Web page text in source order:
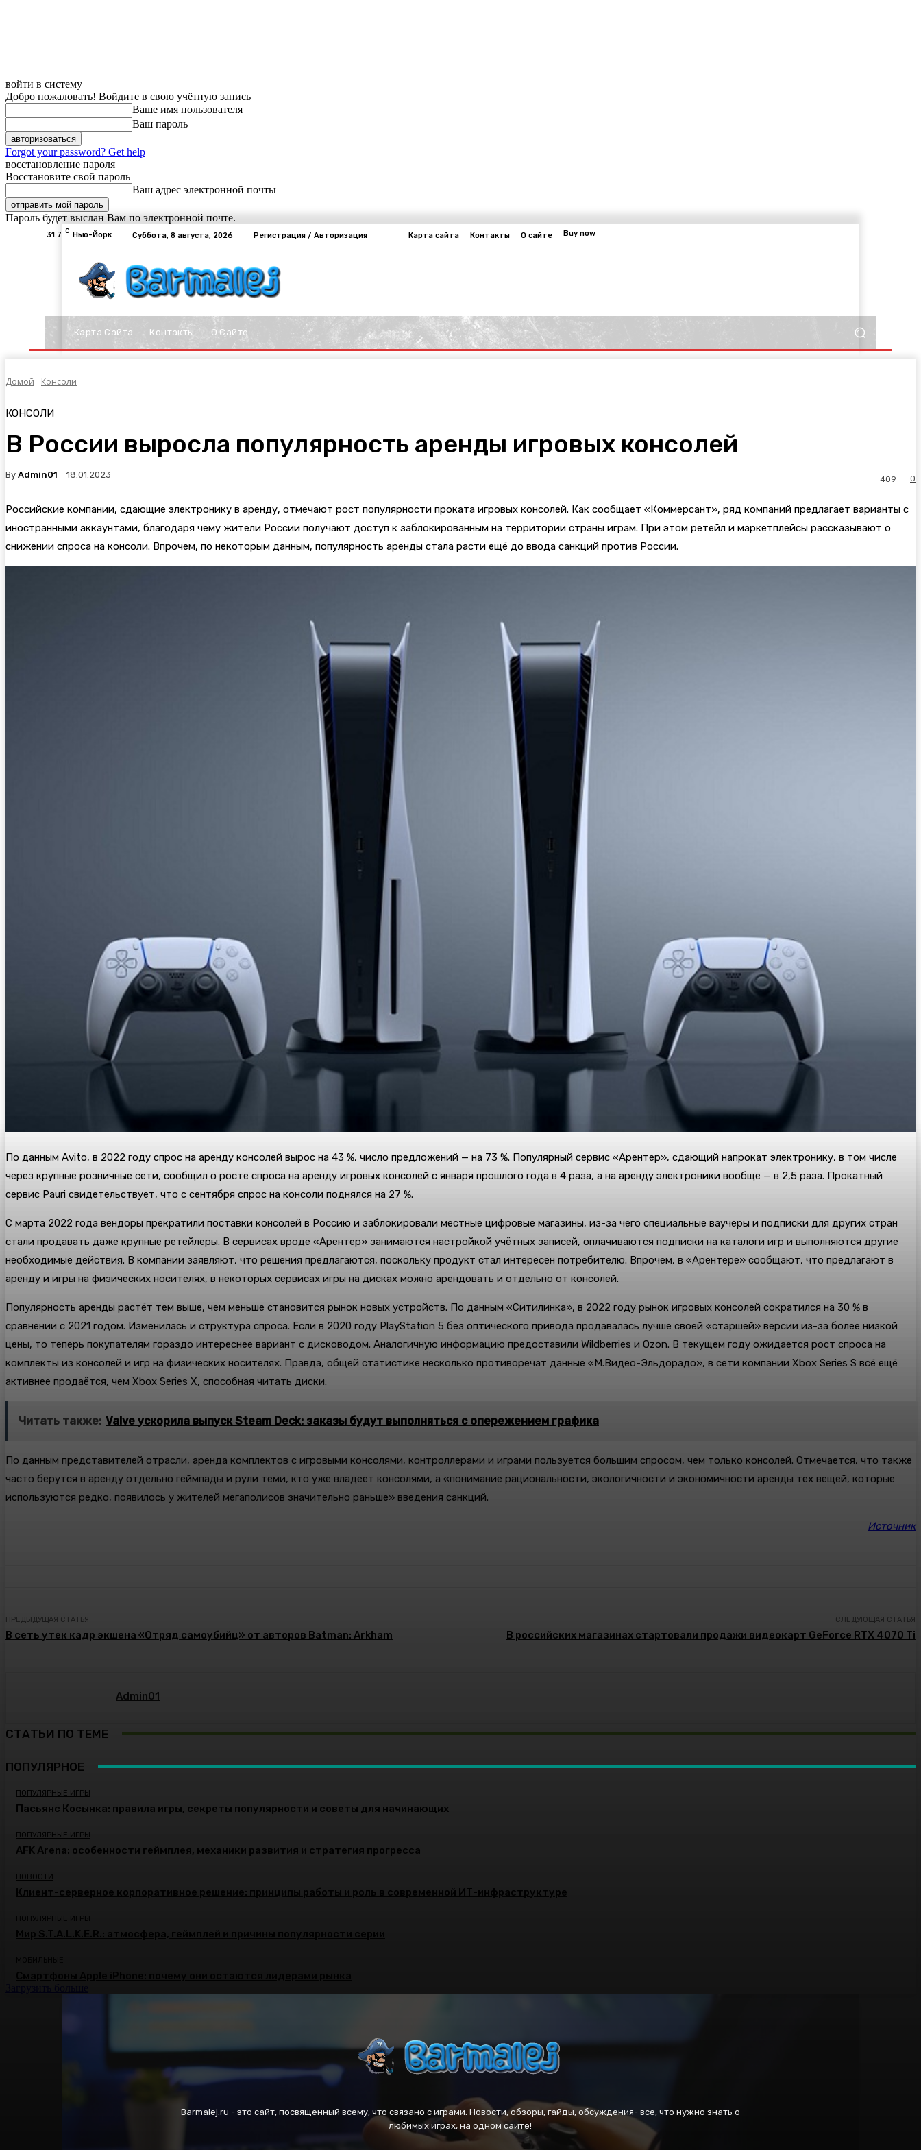
войти в систему
Добро пожаловать! Войдите в свою учётную запись
Ваше имя пользователя
Ваш пароль
Forgot your password? Get help
восстановление пароля
Восстановите свой пароль
Ваш адрес электронной почты
Пароль будет выслан Вам по электронной почте.
31.7 C Нью-Йорк Суббота, 8 августа, 2026 Регистрация / Авторизация Карта сайта Контакты О сайте Buy now
Карта Сайта Контакты О Сайте
Домой Консоли
КОНСОЛИ
В России выросла популярность аренды игровых консолей
By Admin01 18.01.2023 0
409
Российские компании, сдающие электронику в аренду, отмечают рост популярности проката игровых консолей. Как сообщает «Коммерсант», ряд компаний предлагает варианты с
иностранными аккаунтами, благодаря чему жители России получают доступ к заблокированным на территории страны играм. При этом ретейл и маркетплейсы рассказывают о
снижении спроса на консоли. Впрочем, по некоторым данным, популярность аренды стала расти ещё до ввода санкций против России.
По данным Avito, в 2022 году спрос на аренду консолей вырос на 43 %, число предложений — на 73 %. Популярный сервис «Арентер», сдающий напрокат электронику, в том числе
через крупные розничные сети, сообщил о росте спроса на аренду игровых консолей с января прошлого года в 4 раза, а на аренду электроники вообще — в 2,5 раза. Прокатный
сервис Pauri свидетельствует, что с сентября спрос на консоли поднялся на 27 %.
С марта 2022 года вендоры прекратили поставки консолей в Россию и заблокировали местные цифровые магазины, из-за чего специальные ваучеры и подписки для других стран
стали продавать даже крупные ретейлеры. В сервисах вроде «Арентер» занимаются настройкой учётных записей, оплачиваются подписки на каталоги игр и выполняются другие
необходимые действия. В компании заявляют, что решения предлагаются, поскольку продукт стал интересен потребителю. Впрочем, в «Арентере» сообщают, что предлагают в
аренду и игры на физических носителях, в некоторых сервисах игры на дисках можно арендовать и отдельно от консолей.
Популярность аренды растёт тем выше, чем меньше становится рынок новых устройств. По данным «Ситилинка», в 2022 году рынок игровых консолей сократился на 30 % в
сравнении с 2021 годом. Изменилась и структура спроса. Если в 2020 году PlayStation 5 без оптического привода продавалась лучше своей «старшей» версии из-за более низкой
цены, то теперь покупателям гораздо интереснее вариант с дисководом. Аналогичную информацию предоставили Wildberries и Ozon. В текущем году ожидается рост спроса на
комплекты из консолей и игр на физических носителях. Правда, общей статистике несколько противоречат данные «М.Видео-Эльдорадо», в сети компании Xbox Series S всё ещё
активнее продаётся, чем Xbox Series X, способная читать диски.
Читать также: Valve ускорила выпуск Steam Deck: заказы будут выполняться с опережением графика
По данным представителей отрасли, аренда комплектов с игровыми консолями, контроллерами и играми пользуется большим спросом, чем только консолей. Отмечается, что также
часто берутся в аренду отдельно геймпады и рули теми, кто уже владеет консолями, а «понимание рациональности, экологичности и экономичности аренды тех вещей, которые
используются редко, появилось у жителей мегаполисов значительно раньше» введения санкций.
Источник
ПРЕДЫДУЩАЯ СТАТЬЯ
В сеть утек кадр экшена «Отряд самоубийц» от авторов Batman: Arkham
СЛЕДУЮЩАЯ СТАТЬЯ
В российских магазинах стартовали продажи видеокарт GeForce RTX 4070 Ti
Admin01
СТАТЬИ ПО ТЕМЕ
ПОПУЛЯРНОЕ
ПОПУЛЯРНЫЕ ИГРЫ
Пасьянс Косынка: правила игры, секреты популярности и советы для начинающих
ПОПУЛЯРНЫЕ ИГРЫ
AFK Arena: особенности геймплея, механики развития и стратегия прогресса
НОВОСТИ
Клиент-серверное корпоративное решение: принципы работы и роль в современной ИТ-инфраструктуре
ПОПУЛЯРНЫЕ ИГРЫ
Мир S.T.A.L.K.E.R.: атмосфера, геймплей и причины популярности серии
Barmalej.ru - это сайт, посвященный всему, что связано с играми. Новости, обзоры, гайды, обсуждения- все, что нужно знать о
любимых играх, на одном сайте!